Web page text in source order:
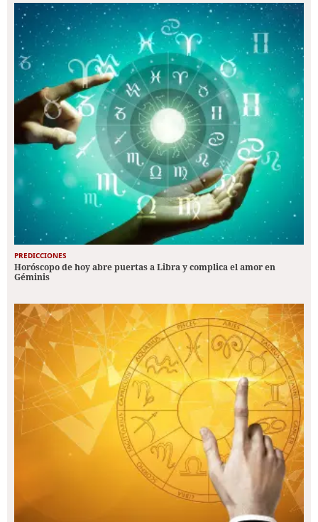
PREDICCIONES
Horóscopo de hoy abre puertas a Libra y complica el amor en
Géminis